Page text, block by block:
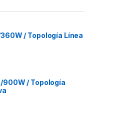
/ Topología Línea
900W / Topología